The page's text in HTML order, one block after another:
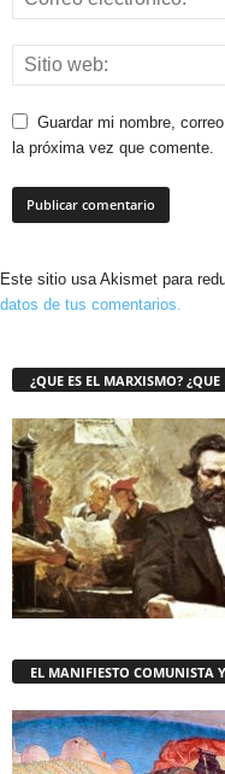
Guardar mi nombre,
la próxima vez que comente.
Este sitio usa Akismet para
datos de tus comentarios.
¿QUE ES EL MARXISMO?
EL MANIFIESTO COMUNISTA